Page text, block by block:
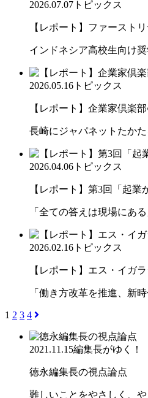
2026.07.07 トピックス
【レポート】ファース
インドネシア高校生向け
2026.05.16 トピックス
【レポート】企業家倶楽
長崎にジャパネットたか
2026.04.06 トピックス
【レポート】第3回「起
「全ての答えは現場にある
2026.02.16 トピックス
【レポート】エス・イガ
「働き方改革を推進、新
1 2 3 4
2021.11.15編集長がゆく！
徳永編集長の視点論点
難しいことをやさしく、